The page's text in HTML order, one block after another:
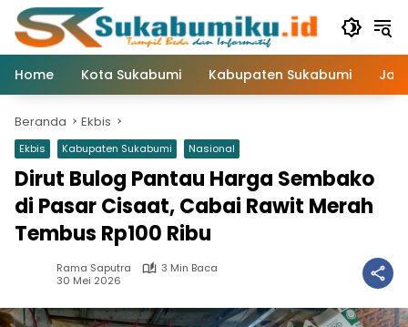
Langsung
konten
Home
Kota Sukabumi Kabupaten Sukabumi
Beranda Ekbis
Ekbis Kabupaten Sukabumi Nasional
Dirut Bulog Pantau Harga Sembako
di Pasar Cisaat, Cabai Rawit Merah
Tembus Rp100 Ribu
Rama Saputra
3 Min Baca
30 Mei 2026